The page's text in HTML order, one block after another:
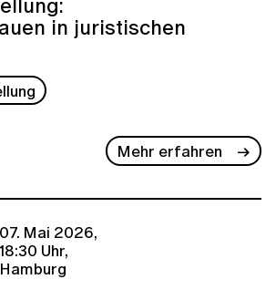
in juristischen
Mehr erfahren
07. Mai 2026,
18:30 Uhr,
Hamburg